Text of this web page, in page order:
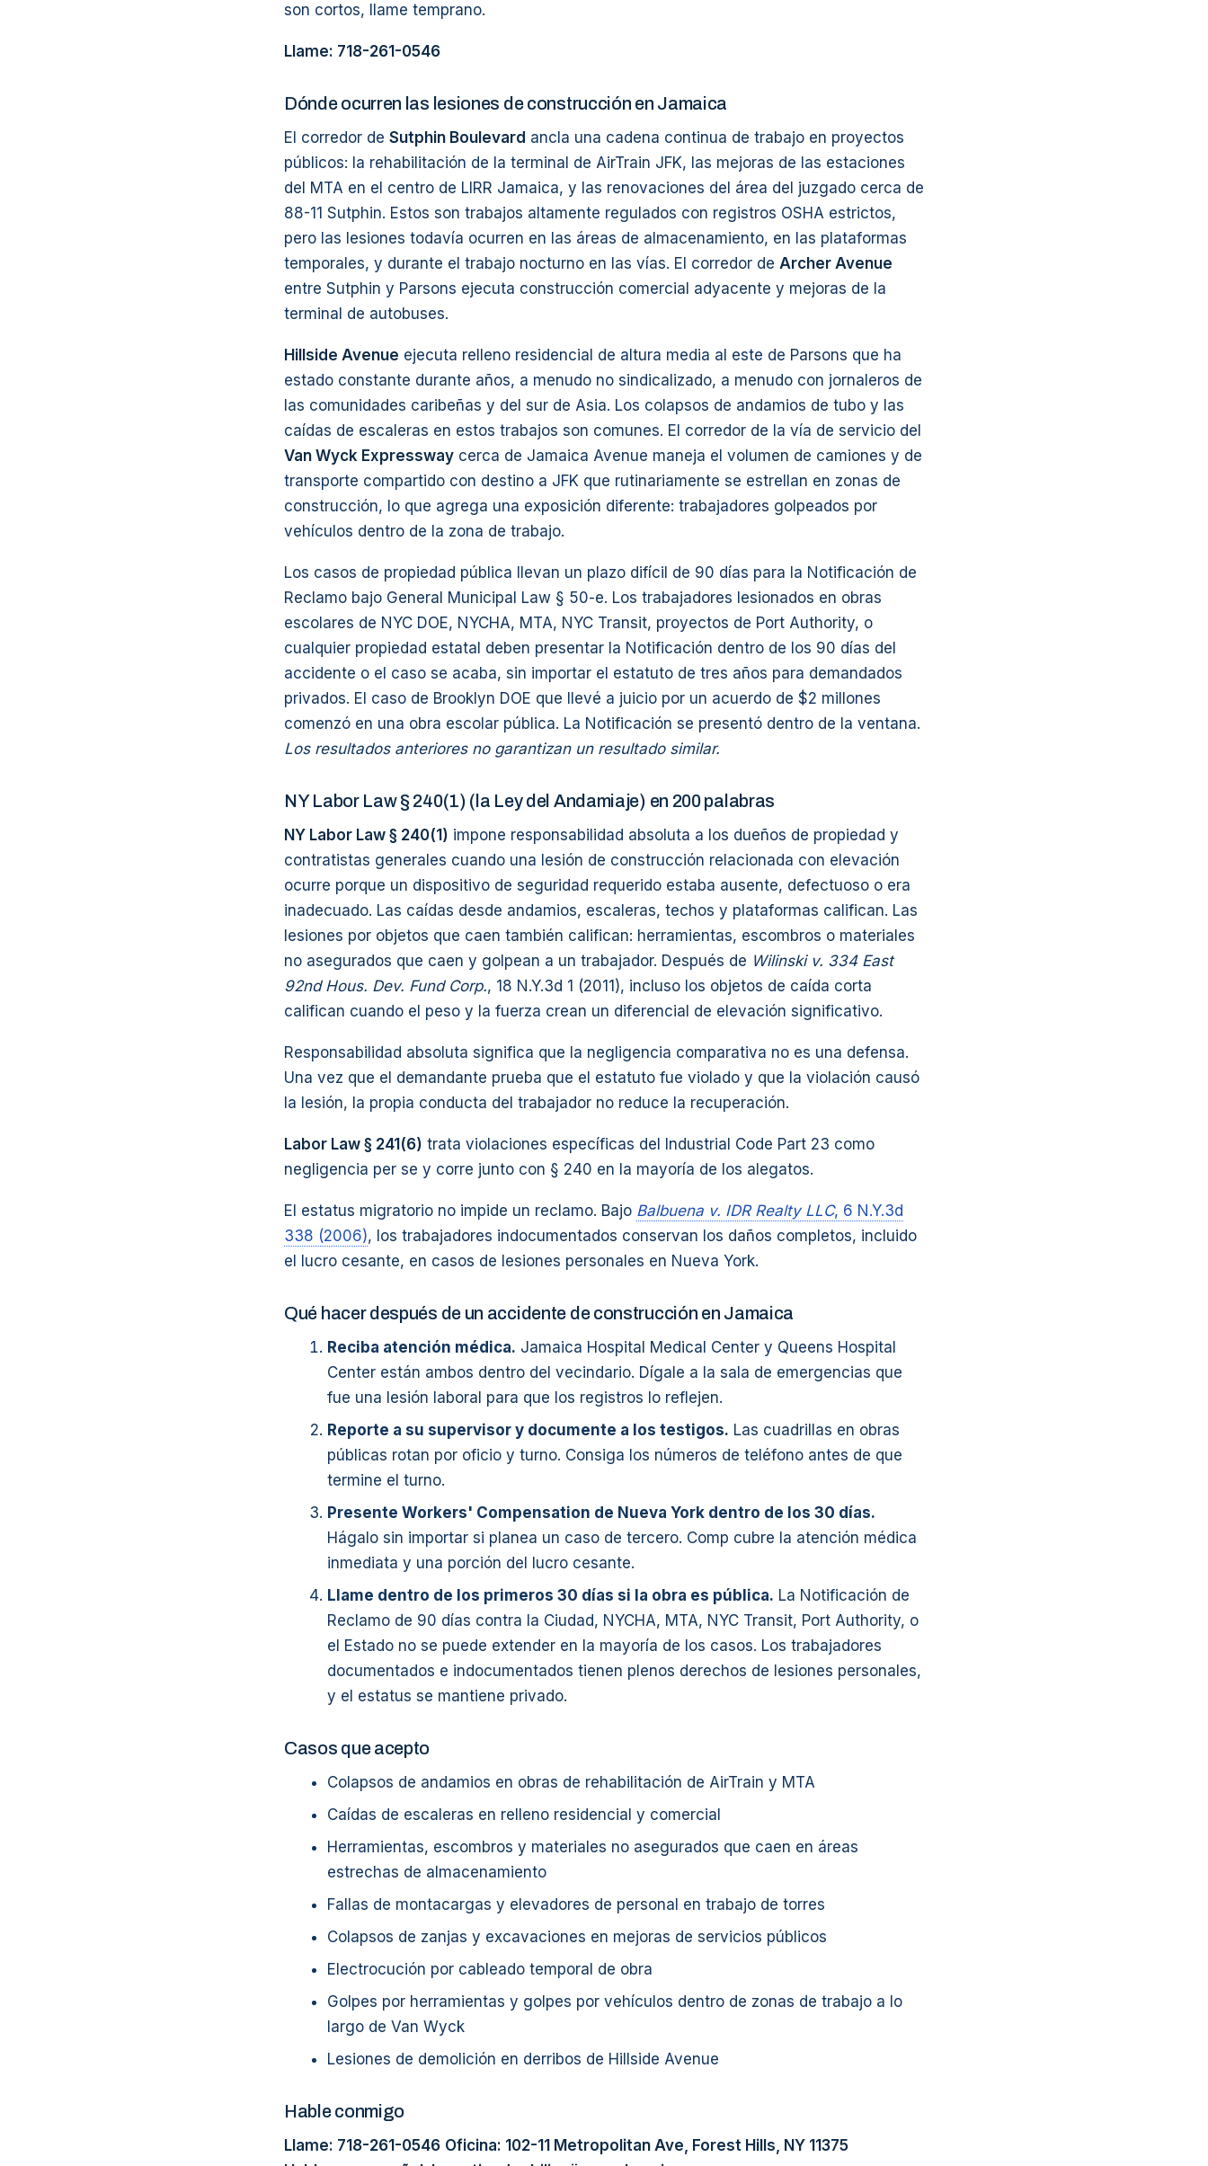
son cortos, llame temprano.
Llame: 718-261-0546
Dónde ocurren las lesiones de construcción en Jamaica
El corredor de Sutphin Boulevard ancla una cadena continua de trabajo en proyectos
públicos: la rehabilitación de la terminal de AirTrain JFK, las mejoras de las estaciones
del MTA en el centro de LIRR Jamaica, y las renovaciones del área del juzgado cerca de
88-11 Sutphin. Estos son trabajos altamente regulados con registros OSHA estrictos,
pero las lesiones todavía ocurren en las áreas de almacenamiento, en las plataformas
temporales, y durante el trabajo nocturno en las vías. El corredor de Archer Avenue
entre Sutphin y Parsons ejecuta construcción comercial adyacente y mejoras de la
terminal de autobuses.
Hillside Avenue ejecuta relleno residencial de altura media al este de Parsons que ha
estado constante durante años, a menudo no sindicalizado, a menudo con jornaleros de
las comunidades caribeñas y del sur de Asia. Los colapsos de andamios de tubo y las
caídas de escaleras en estos trabajos son comunes. El corredor de la vía de servicio del
Van Wyck Expressway cerca de Jamaica Avenue maneja el volumen de camiones y de
transporte compartido con destino a JFK que rutinariamente se estrellan en zonas de
construcción, lo que agrega una exposición diferente: trabajadores golpeados por
vehículos dentro de la zona de trabajo.
Los casos de propiedad pública llevan un plazo difícil de 90 días para la Notificación de
Reclamo bajo General Municipal Law § 50-e. Los trabajadores lesionados en obras
escolares de NYC DOE, NYCHA, MTA, NYC Transit, proyectos de Port Authority, o
cualquier propiedad estatal deben presentar la Notificación dentro de los 90 días del
accidente o el caso se acaba, sin importar el estatuto de tres años para demandados
privados. El caso de Brooklyn DOE que llevé a juicio por un acuerdo de $2 millones
comenzó en una obra escolar pública. La Notificación se presentó dentro de la ventana.
Los resultados anteriores no garantizan un resultado similar.
NY Labor Law § 240(1) (la Ley del Andamiaje) en 200 palabras
NY Labor Law § 240(1) impone responsabilidad absoluta a los dueños de propiedad y
contratistas generales cuando una lesión de construcción relacionada con elevación
ocurre porque un dispositivo de seguridad requerido estaba ausente, defectuoso o era
inadecuado. Las caídas desde andamios, escaleras, techos y plataformas califican. Las
lesiones por objetos que caen también califican: herramientas, escombros o materiales
no asegurados que caen y golpean a un trabajador. Después de Wilinski v. 334 East
92nd Hous. Dev. Fund Corp., 18 N.Y.3d 1 (2011), incluso los objetos de caída corta
califican cuando el peso y la fuerza crean un diferencial de elevación significativo.
Responsabilidad absoluta significa que la negligencia comparativa no es una defensa.
Una vez que el demandante prueba que el estatuto fue violado y que la violación causó
la lesión, la propia conducta del trabajador no reduce la recuperación.
Labor Law § 241(6) trata violaciones específicas del Industrial Code Part 23 como
negligencia per se y corre junto con § 240 en la mayoría de los alegatos.
El estatus migratorio no impide un reclamo. Bajo Balbuena v. IDR Realty LLC, 6 N.Y.3d
338 (2006), los trabajadores indocumentados conservan los daños completos, incluido
el lucro cesante, en casos de lesiones personales en Nueva York.
Qué hacer después de un accidente de construcción en Jamaica
Reciba atención médica. Jamaica Hospital Medical Center y Queens Hospital
Center están ambos dentro del vecindario. Dígale a la sala de emergencias que
fue una lesión laboral para que los registros lo reflejen.
Reporte a su supervisor y documente a los testigos. Las cuadrillas en obras
públicas rotan por oficio y turno. Consiga los números de teléfono antes de que
termine el turno.
Presente Workers' Compensation de Nueva York dentro de los 30 días.
Hágalo sin importar si planea un caso de tercero. Comp cubre la atención médica
inmediata y una porción del lucro cesante.
Llame dentro de los primeros 30 días si la obra es pública. La Notificación de
Reclamo de 90 días contra la Ciudad, NYCHA, MTA, NYC Transit, Port Authority, o
el Estado no se puede extender en la mayoría de los casos. Los trabajadores
documentados e indocumentados tienen plenos derechos de lesiones personales,
y el estatus se mantiene privado.
Casos que acepto
Colapsos de andamios en obras de rehabilitación de AirTrain y MTA
Caídas de escaleras en relleno residencial y comercial
Herramientas, escombros y materiales no asegurados que caen en áreas
estrechas de almacenamiento
Fallas de montacargas y elevadores de personal en trabajo de torres
Colapsos de zanjas y excavaciones en mejoras de servicios públicos
Electrocución por cableado temporal de obra
Golpes por herramientas y golpes por vehículos dentro de zonas de trabajo a lo
largo de Van Wyck
Lesiones de demolición en derribos de Hillside Avenue
Hable conmigo
Llame: 718-261-0546 Oficina: 102-11 Metropolitan Ave, Forest Hills, NY 11375